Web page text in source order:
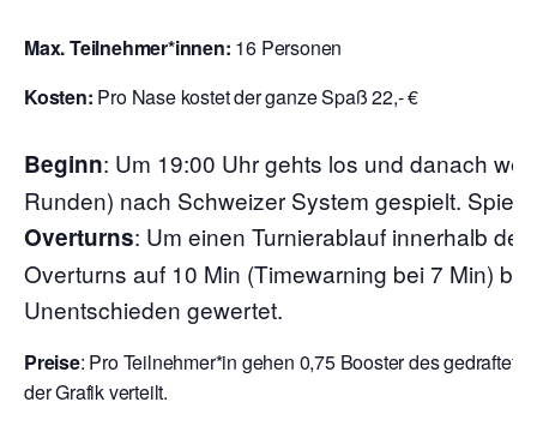
Max. Teilnehmer*innen: 16 Personen
Kosten: Pro Nase kostet der ganze Spaß 22,- €
Beginn: Um 19:00 Uhr gehts los und danach
Runden) nach Schweizer System gespielt.
Overturns: Um einen Turnierablauf innerhalb
Overturns auf 10 Min (Timewarning bei 7 Min)
Unentschieden gewertet.
Preise: Pro Teilnehmer*in gehen 0,75 Booster des
der Grafik verteilt.